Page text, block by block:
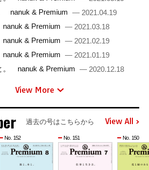
nanuk & Premium — 2021.04.19
& Premium — 2021.03.18
& Premium — 2021.02.19
& Premium — 2021.01.19
。 nanuk & Premium — 2020.12.18
View More
過去の号はこちらから View All
No. 152 No. 151 No. 150